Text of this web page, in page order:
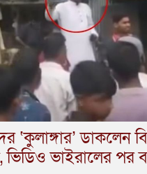
‘কুলাঙ্গার’ ডাকলেন
ভিডিও ভাইরালের পর